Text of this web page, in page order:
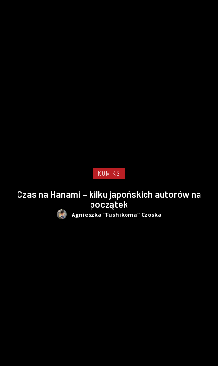
KOMIKS
Czas na Hanami – kilku japońskich autorów na
początek
Agnieszka "Fushikoma" Czoska